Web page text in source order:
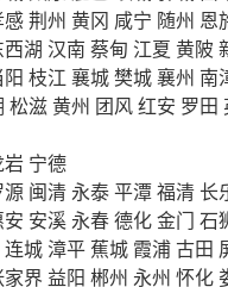
荆州 黄冈 咸宁 随州 恩
西湖 汉南 蔡甸 江夏 黄陂
阳 枝江 襄城樊城襄州 南
松滋黄州 团风红安 罗田
宁德
源 闽清 永泰平潭福清 长
安溪 永春德化金门 石
连城 漳平 蕉城 霞浦古田
家界 益阳 郴州 永州 怀化